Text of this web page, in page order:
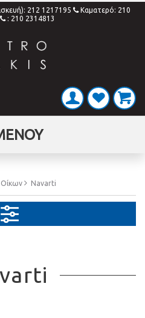
212 1217195
Καματερό: 210
: 210 2314813
Οίκων Navarti